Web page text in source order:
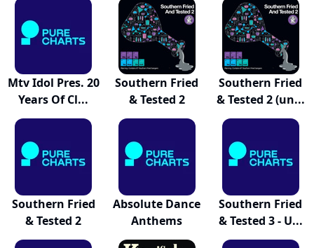
Mtv Idol Pres. 20
Years Of Cl...
Southern Fried
& Tested 2
Southern Fried
& Tested 2 (un...
Southern Fried
& Tested 2
Absolute Dance
Anthems
Southern Fried
& Tested 3 - U...